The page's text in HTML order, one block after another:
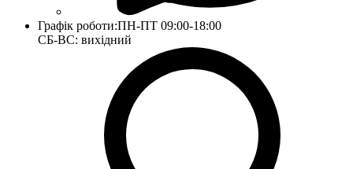
Графік роботи:ПН-ПТ 09:00-18:00
СБ-ВС: вихідний